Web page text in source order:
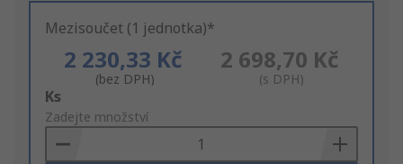
Mezisoučet (1 jednotka)*
2 230,33 Kč
(bez DPH)
2 698,70 Kč
(s DPH)
Add
to
Basket
Ks
Zadejte množství